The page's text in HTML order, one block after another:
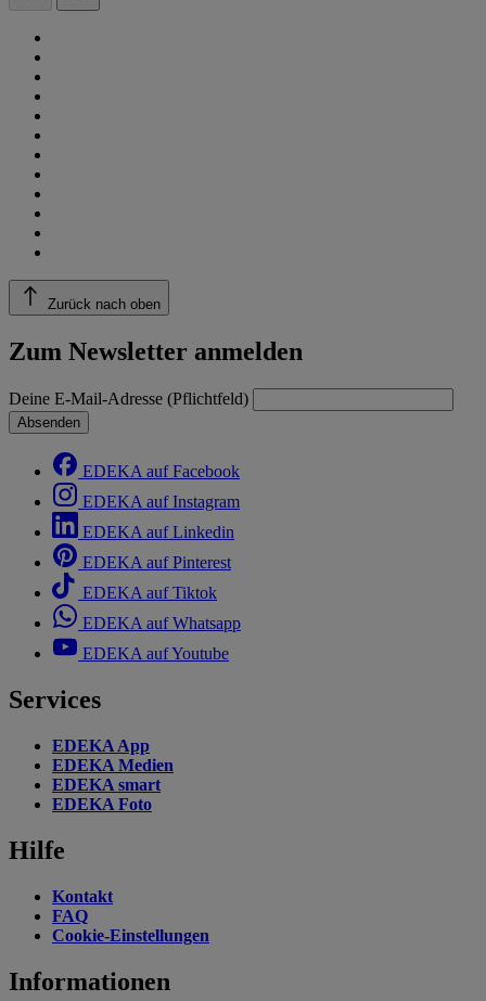
Zurück nach oben
Zum Newsletter anmelden
Deine E-Mail-Adresse (Pflichtfeld)
Absenden
EDEKA auf Facebook
EDEKA auf Instagram
EDEKA auf Linkedin
EDEKA auf Pinterest
EDEKA auf Tiktok
EDEKA auf Whatsapp
EDEKA auf Youtube
Services
EDEKA App
EDEKA Medien
EDEKA smart
EDEKA Foto
Hilfe
Kontakt
FAQ
Cookie-Einstellungen
Informationen